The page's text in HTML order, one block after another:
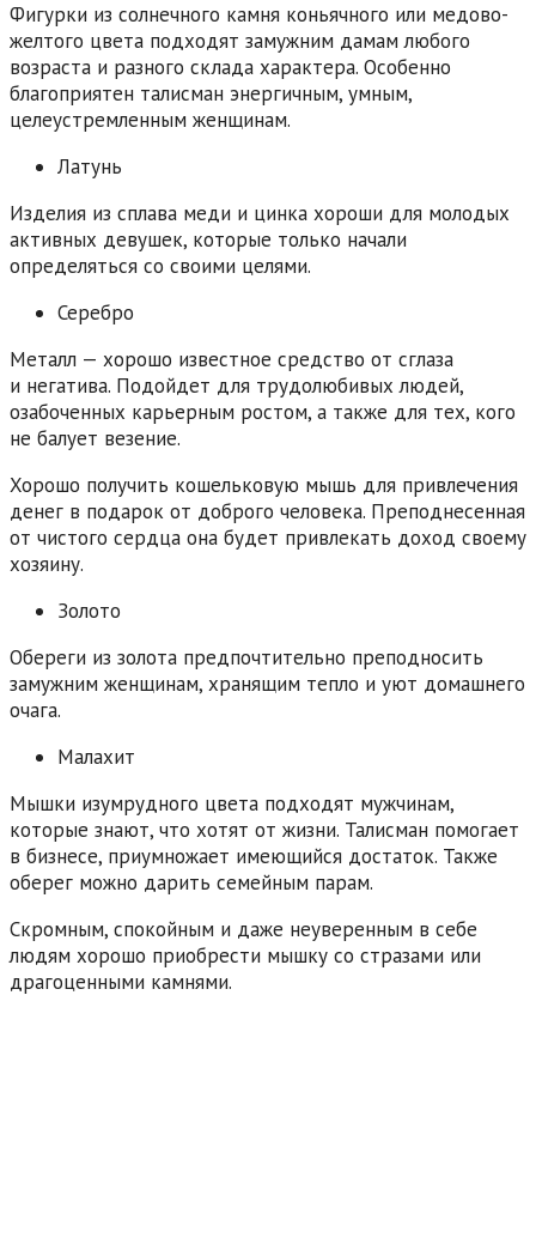
Фигурки из солнечного камня коньячного или медово-
желтого цвета подходят замужним дамам любого
возраста и разного склада характера. Особенно
благоприятен талисман энергичным, умным,
целеустремленным женщинам.
Латунь
Изделия из сплава меди и цинка хороши для молодых
активных девушек, которые только начали
определяться со своими целями.
Серебро
Металл — хорошо известное средство от сглаза
и негатива. Подойдет для трудолюбивых людей,
озабоченных карьерным ростом, а также для тех, кого
не балует везение.
Хорошо получить кошельковую мышь для привлечения
денег в подарок от доброго человека. Преподнесенная
от чистого сердца она будет привлекать доход своему
хозяину.
Золото
Обереги из золота предпочтительно преподносить
замужним женщинам, хранящим тепло и уют домашнего
очага.
Малахит
Мышки изумрудного цвета подходят мужчинам,
которые знают, что хотят от жизни. Талисман помогает
в бизнесе, приумножает имеющийся достаток. Также
оберег можно дарить семейным парам.
Скромным, спокойным и даже неуверенным в себе
людям хорошо приобрести мышку со стразами или
драгоценными камнями.